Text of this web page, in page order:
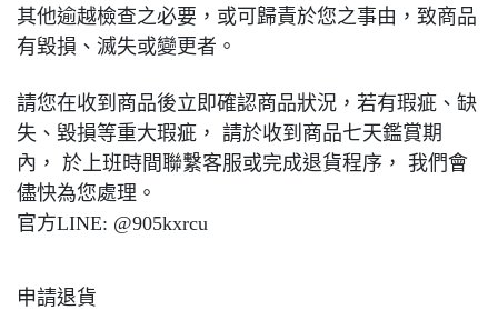
其他逾越檢查之必要，或可歸責於您之事由，致商品
有毀損、滅失或變更者。
請您在收到商品後立即確認商品狀況，若有瑕疵、缺
失、毀損等重大瑕疵， 請於收到商品七天鑑賞期
內， 於上班時間聯繫客服或完成退貨程序， 我們會
儘快為您處理。
官方LINE: @905kxrcu
申請退貨